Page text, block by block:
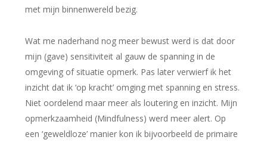
met mijn binnenwereld bezig.
Wat me naderhand nog meer bewust werd is dat door
mijn (gave) sensitiviteit al gauw de spanning in de
omgeving of situatie opmerk. Pas later verwierf ik het
inzicht dat ik ‘op kracht’ omging met spanning en stress.
Niet oordelend maar meer als loutering en inzicht. Mijn
opmerkzaamheid (Mindfulness) werd meer alert. Op
een ‘geweldloze’ manier kon ik bijvoorbeeld de primaire